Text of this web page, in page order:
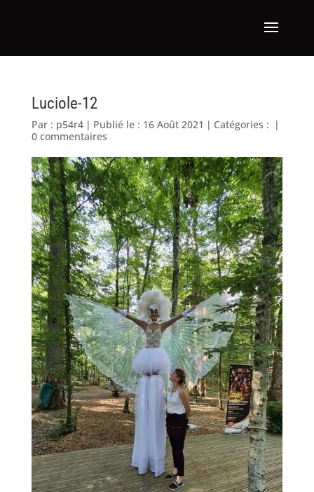
Luciole-12
Par : p54r4 | Publié le : 16 Août 2021 | Catégories : |
0 commentaires